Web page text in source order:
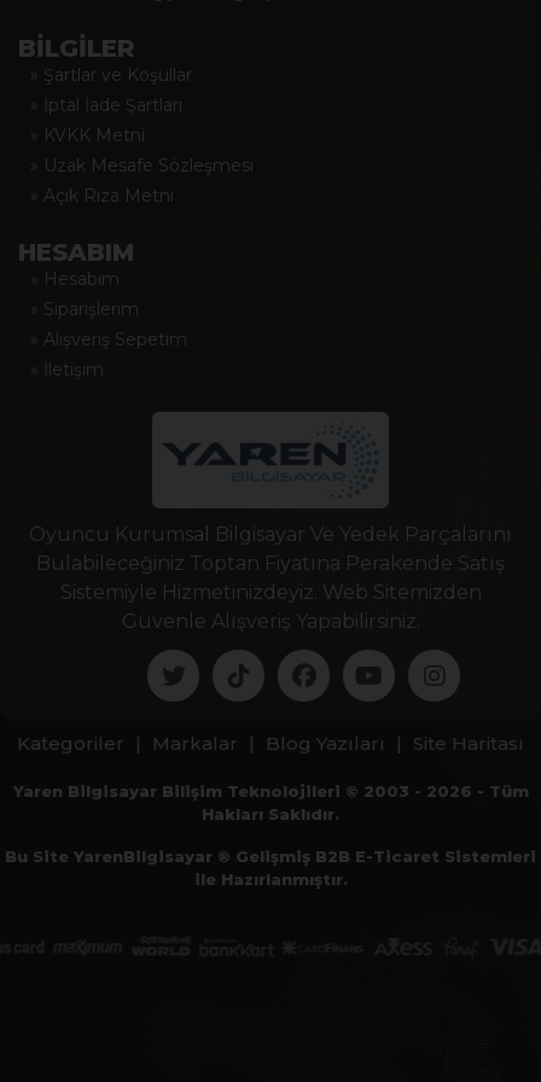
BİLGİLER
» Şartlar ve Koşullar
» İptal İade Şartları
» KVKK Metni
» Uzak Mesafe Sözleşmesi
» Açık Rıza Metni
HESABIM
» Hesabım
» Siparişlerim
» Alışveriş Sepetim
» İletişim
Oyuncu Kurumsal Bilgisayar Ve Yedek Parçalarını
Bulabileceğiniz Toptan Fiyatına Perakende Satış
Sistemiyle Hizmetinizdeyiz. Web Sitemizden
Güvenle Alışveriş Yapabilirsiniz.
Kategoriler | Markalar | Blog Yazıları | Site Haritası
Yaren Bilgisayar Bilişim Teknolojileri © 2003 - 2026 - Tüm
Hakları Saklıdır.
Bu Site YarenBilgisayar ® Gelişmiş B2B E-Ticaret Sistemleri
ile Hazırlanmıştır.